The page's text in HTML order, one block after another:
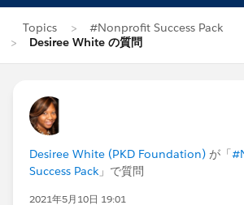
Topics
#Nonprofit Success Pack
Desiree White の質問
Desiree White (PKD Foundation) が「
Success Pack 」で質問
2021年5月10日 19:01